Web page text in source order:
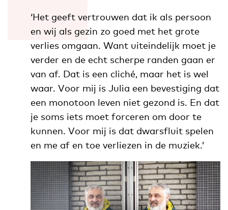
‘Het geeft vertrouwen dat ik als persoon
en wij als gezin zo goed met het grote
verlies omgaan. Want uiteindelijk moet je
verder en de echt scherpe randen gaan er
van af. Dat is een cliché, maar het is wel
waar. Voor mij is Julia een bevestiging dat
een monotoon leven niet gezond is. En dat
je soms iets moet forceren om door te
kunnen. Voor mij is dat dwarsfluit spelen
en me af en toe verliezen in de muziek.’